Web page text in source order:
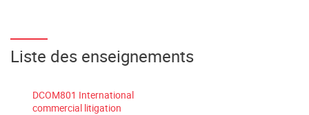
Liste des enseignements
DCOM801 International
commercial litigation